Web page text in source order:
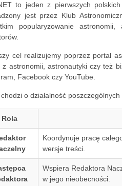
to jeden z pierwszych
jest przez Klub
popularyzowanie
cel realizujemy poprzez portal
z astronomii, astronautyki czy też
Facebook czy YouTube.
o działalność
Rola
Koordynuje pracę
wersje treści.
Wspiera Redaktora
w jego nieobecności.